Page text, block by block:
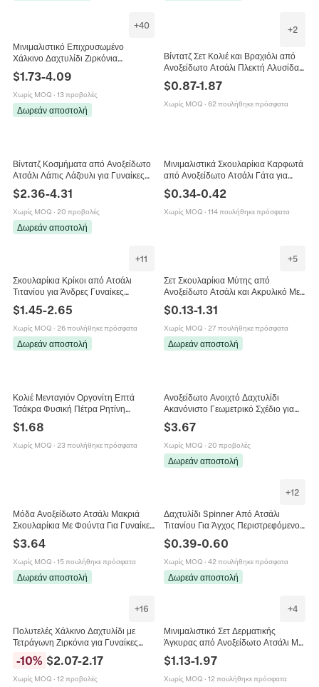
+40
Μινιμαλιστικό Επιχρυσωμένο
Χάλκινο Δαχτυλίδι Ζιρκόνια
Αλφάβητο για Γυναίκες Ρυθμιζόμενο
Αρχικό Γράμμα Κόσμημα Δαχτυλίδι
$1.73-4.09
Χωρίς MOQ · 13 προβολές
Δωρεάν αποστολή
+2
Βίντατζ Σετ Κολιέ και Βραχιόλι από
Ανοξείδωτο Ατσάλι Πλεκτή Αλυσίδα
Κοσμήματα Χρυσό Ασημί Τρίχρωμο
$0.87-1.87
Χωρίς MOQ · 62 πουλήθηκε πρόσφατα
Βίντατζ Κοσμήματα από Ανοξείδωτο
Ατσάλι Λάπις Λάζουλι για Γυναίκες
Χρυσό Ρετρό Ήλιος Φίδι Ανοιχτό
Δαχτυλίδι Κολιέ
$2.36-4.31
Χωρίς MOQ · 20 προβολές
Δωρεάν αποστολή
Μινιμαλιστικά Σκουλαρίκια Καρφωτά
από Ανοξείδωτο Ατσάλι Γάτα για
Γυναίκες Χαριτωμένα Σκουλαρίκια
Ζώο με Κούφια Καρδιά
$0.34-0.42
Χωρίς MOQ · 114 πουλήθηκε πρόσφατα
+11
Σκουλαρίκια Κρίκοι από Ατσάλι
Τιτανίου για Άνδρες Γυναίκες
Επιχρυσωμένα 18K Ματ με Στρας
Γεωμετρικά Στρογγυλά Κοσμήματα
$1.45-2.65
Χωρίς MOQ · 26 πουλήθηκε πρόσφατα
Δωρεάν αποστολή
+5
Σετ Σκουλαρίκια Μύτης από
Ανοξείδωτο Ατσάλι και Ακρυλικό Με
Λουλούδι Πεταλούδα Αράχνη
Κοσμήματα Πιέρσινγκ για Άνδρες και
Γυναίκες
$0.13-1.31
Χωρίς MOQ · 27 πουλήθηκε πρόσφατα
Δωρεάν αποστολή
Κολιέ Μενταγιόν Οργονίτη Επτά
Τσάκρα Φυσική Πέτρα Ρητίνη
Ρέικι Διαλογισμός Unisex
$1.68
Χωρίς MOQ · 23 πουλήθηκε πρόσφατα
Ανοξείδωτο Ανοιχτό Δαχτυλίδι
Ακανόνιστο Γεωμετρικό Σχέδιο για
Δαχτυλίδι Κύμα Δώρο
$3.67
Χωρίς MOQ · 20 προβολές
Δωρεάν αποστολή
Μόδα Ανοξείδωτο Ατσάλι Μακριά
Σκουλαρίκια Με Φούντα Για Γυναίκες
Πολυτελή Στρας Ένθετα Κοσμήματα
Για Πάρτι
$3.64
Χωρίς MOQ · 15 πουλήθηκε πρόσφατα
Δωρεάν αποστολή
+12
Δαχτυλίδι Spinner Από Ατσάλι
Τιτανίου Για Άγχος Περιστρεφόμενο
Με Στρας Δαχτυλίδι Anti Stress
Κοσμήματα Unisex
$0.39-0.60
Χωρίς MOQ · 42 πουλήθηκε πρόσφατα
Δωρεάν αποστολή
+16
Πολυτελές Χάλκινο Δαχτυλίδι με
Τετράγωνη Ζιρκόνια για Γυναίκες
Μόδα Γεωμετρία Δαχτυλίδι Κόσμημα
-10% $2.07-2.17
Χωρίς MOQ · 12 προβολές
+4
Μινιμαλιστικό Σετ Δερματικής
Άγκυρας από Ανοξείδωτο Ατσάλι Με
Diver Κοσμήματα Πιρσινγκ Unisex
$1.13-1.97
Χωρίς MOQ · 12 πουλήθηκε πρόσφατα